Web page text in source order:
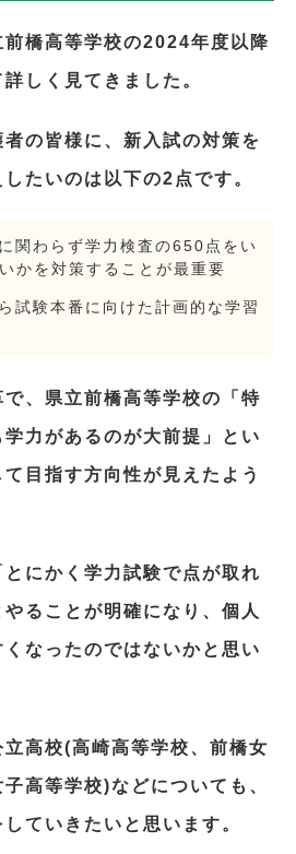
前橋高等学校の2024年度以降
しく見てきました。
の皆様に、新入試の対策を
たいのは以下の2点です。
関わらず学力検査の650点をい
かを対策することが最重要
試験本番に向けた計画的な学習
、県立前橋高等学校の「特
力があるのが大前提」とい
目指す方向性が見えたよう
にかく学力試験で点が取れ
ることが明確になり、個人
なったのではないかと思い
高校(高崎高等学校、前橋女
高等学校)などについても、
ていきたいと思います。